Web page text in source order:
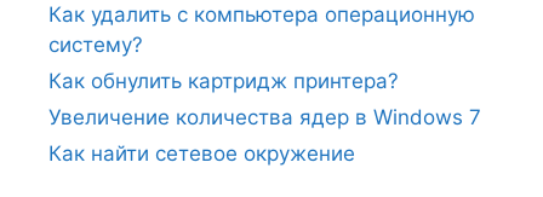
Как удалить с компьютера операционную
систему?
Как обнулить картридж принтера?
Увеличение количества ядер в Windows 7
Как найти сетевое окружение